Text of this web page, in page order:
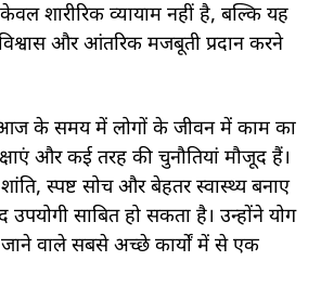
शारीरिक व्यायाम नहीं है, बल्कि यह
और आंतरिक मजबूती प्रदान करने
आज के समय में लोगों के जीवन में काम का
और कई तरह की चुनौतियां मौजूद हैं।
स्पष्ट सोच और बेहतर स्वास्थ्य बनाए
साबित हो सकता है। उन्होंने योग
वाले सबसे अच्छे कार्यों में से एक